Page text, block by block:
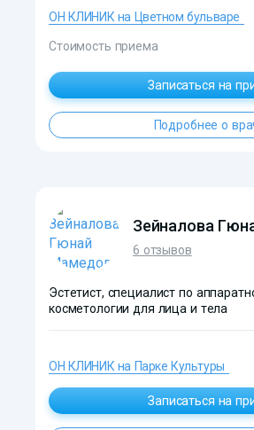
ОН КЛИНИК на Цветном бульваре
Стоимость приема
Записаться на
Подробнее о
Зейналова
6 отзывов
Эстетист, специалист по
косметологии для лица и тела
ОН КЛИНИК на Парке Культуры
Записаться на